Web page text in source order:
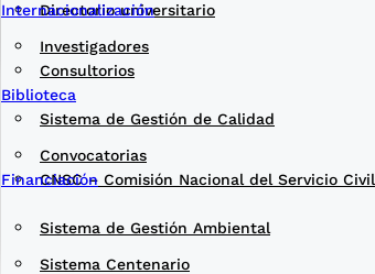
Directorio universitario
Sistema de Gestión de Calidad
Sistema de Gestión Ambiental
Consultorios
CNSC – Comisión Nacional del Servicio Civil
Investigadores
Convocatorias
Sistema Centenario
Internacionalización
Biblioteca
Financiación